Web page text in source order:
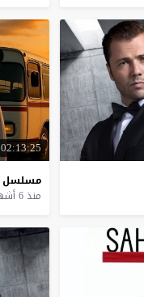
02:13:25
مسلسل
منذ 6 أشهر